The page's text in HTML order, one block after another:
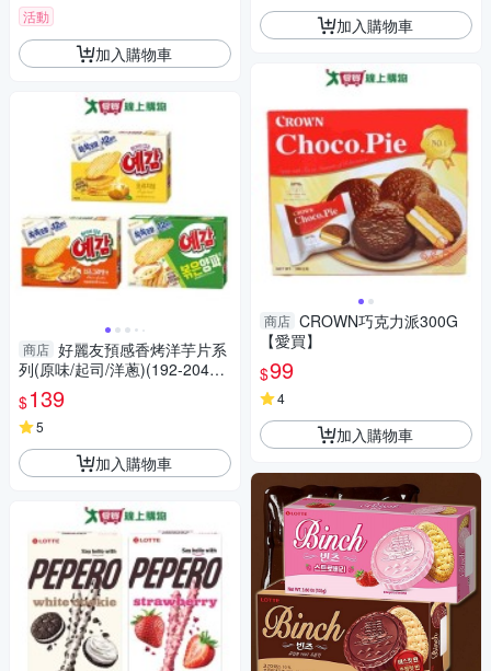
活動
加入購物車
商店 好麗友預感香烤洋芋片系
列(原味/起司/洋蔥)(192-204G/
盒)【愛買】
$139
5
加入購物車
加入購物車
商店 CROWN巧克力派300G
【愛買】
$99
4
加入購物車